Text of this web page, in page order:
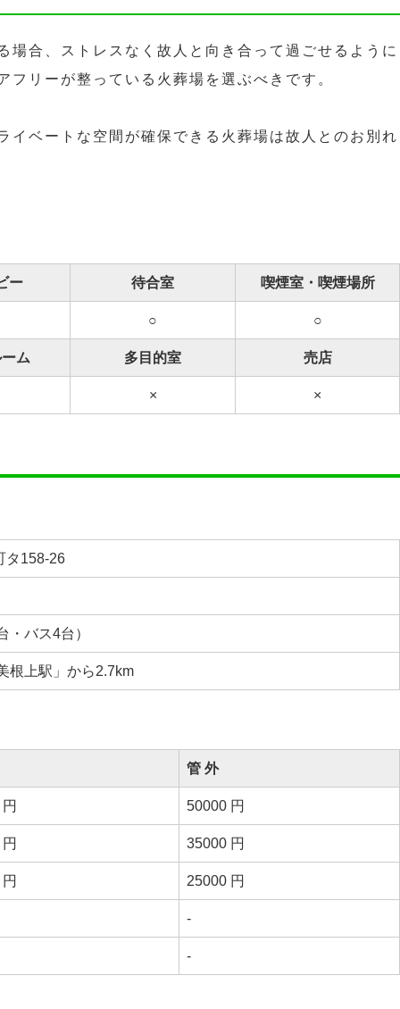
場合、ストレスなく故人と向き合って過ごせるように
フリーが整っている火葬場を選ぶべきです。
イベートな空間が確保できる火葬場は故人とのお別れ
ー 待合室 喫煙室・喫煙場所
○ ○
ム 多目的室 売店
× ×
タ158-26
・バス4台）
根上駅」から2.7km
管 外
50000 円
35000 円
25000 円
-
-